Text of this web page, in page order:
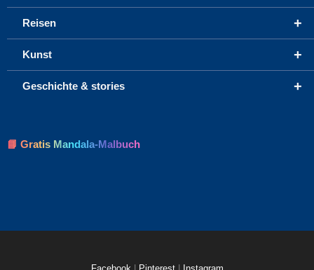
+
Reisen
+
Kunst
+
Geschichte & stories
📘 Gratis Mandala-Malbuch